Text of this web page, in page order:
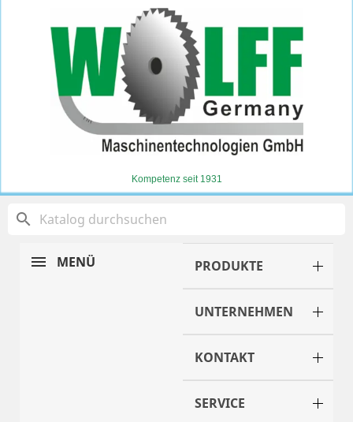
Kompetenz seit 1931
search
MENÜ PRODUKTE
UNTERNEHMEN
KONTAKT
SERVICE